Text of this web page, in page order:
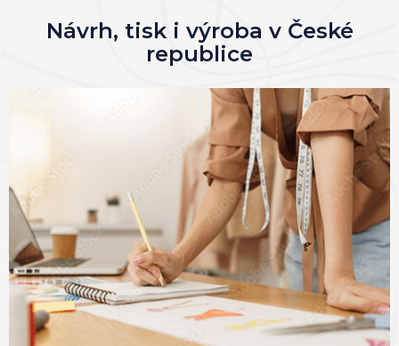
Návrh, tisk i výroba v České
republice